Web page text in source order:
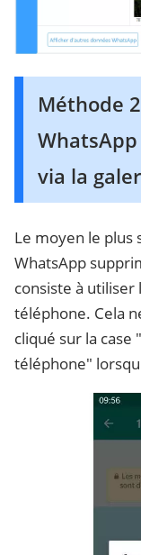
Méthode
via la
Le moyen le plus
WhatsApp
consiste à
téléphone. Cela
cliqué sur la
téléphone"